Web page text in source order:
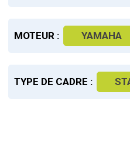
MOTEUR : YAMAHA
TYPE DE CADRE :